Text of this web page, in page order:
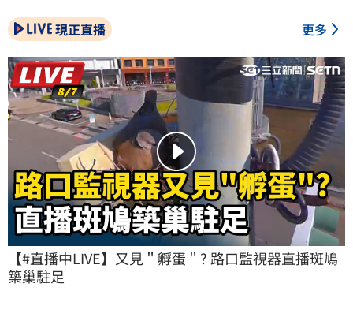
現正直播 更多
【#直播中LIVE】又見＂孵蛋＂? 路口監視器直播斑鳩
築巢駐足